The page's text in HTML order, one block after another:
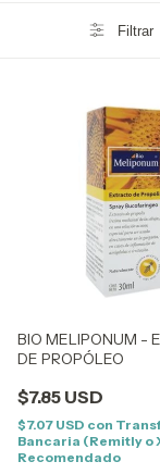
Filtrar
BIO MELIPONUM -
DE PROPÓLEO
$7.85 USD
$7.07 USD con
Bancaria (Remitly o
Recomendado